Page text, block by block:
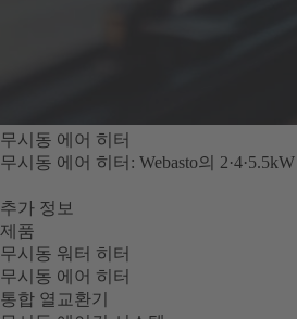
무시동 에어 히터
무시동 에어 히터: Webasto의
추가 정보
제품
무시동 워터 히터
무시동 에어 히터
통합 열교환기